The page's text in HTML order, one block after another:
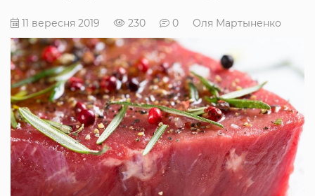
11 вересня 2019 230 0 Оля Мартыненко